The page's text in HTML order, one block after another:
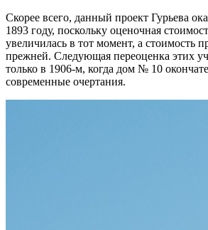
Скорее всего, данный проект Гурьева
1893 году, поскольку оценочная
увеличилась в тот момент, а стоимость
прежней. Следующая переоценка этих
только в 1906-м, когда дом № 10
современные очертания.